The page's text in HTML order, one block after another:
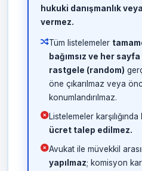
hukuki danışmanlık
vermez.
Tüm listelemeler
bağımsız ve her
rastgele (random)
öne çıkarılmaz veya
konumlandırılmaz.
Listelemeler karşılığında
ücret talep edilmez.
Avukat ile müvekkil
yapılmaz; komisyon